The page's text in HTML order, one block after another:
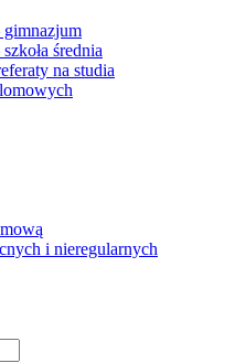
średnia
na studia
i nieregularnych